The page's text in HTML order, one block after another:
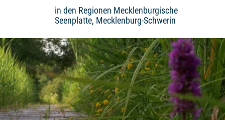
in den Regionen Mecklenburgische
Seenplatte, Mecklenburg-Schwerin